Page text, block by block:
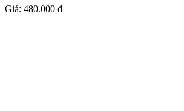
Giá: 480.000 ₫